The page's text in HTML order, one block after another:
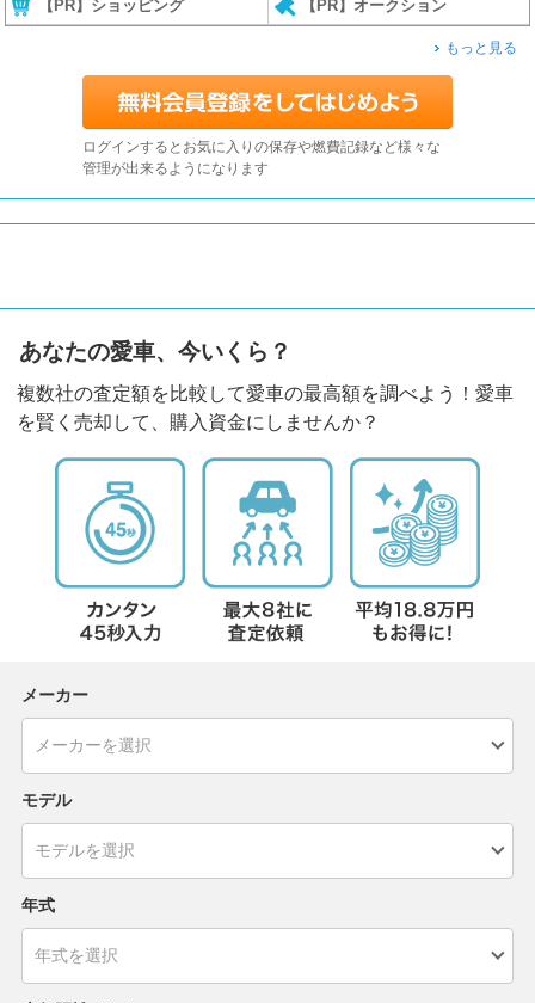
【PR】ショッピング 【PR】オークション
もっと見る
ログインするとお気に入りの保存や燃費記録など様々な
管理が出来るようになります
あなたの愛車、今いくら？
複数社の査定額を比較して愛車の最高額を調べよう！愛車
を賢く売却して、購入資金にしませんか？
メーカー
モデル
年式